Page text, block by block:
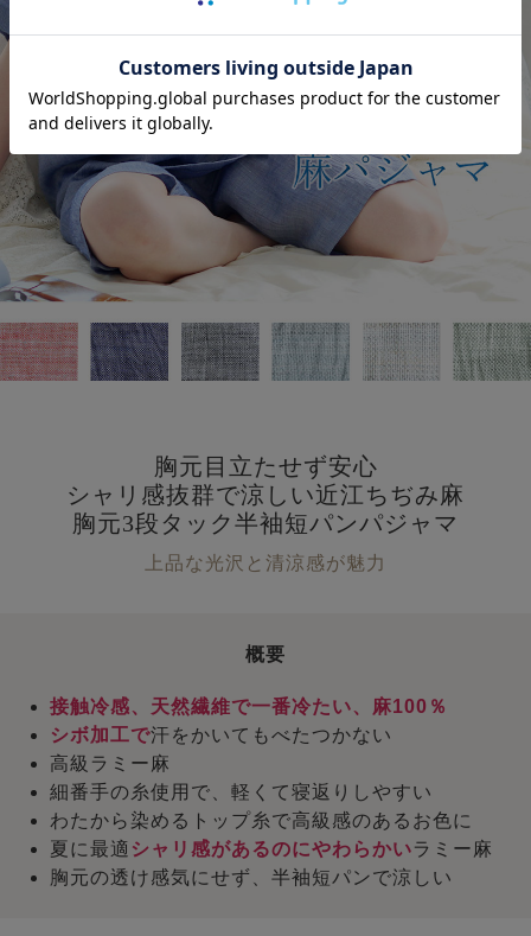
胸元目立たせず安心
シャリ感抜群で涼しい近江ちぢみ麻
胸元3段タック半袖短パンパジャマ
上品な光沢と清涼感が魅力
概要
接触冷感、天然繊維で一番冷たい、麻100％
シボ加工で汗をかいてもべたつかない
高級ラミー麻
細番手の糸使用で、軽くて寝返りしやすい
わたから染めるトップ糸で高級感のあるお色に
夏に最適 シャリ感があるのにやわらかいラミー麻
胸元の透け感気にせず、半袖短パンで涼しい